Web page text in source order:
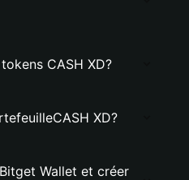
CASH XD?
XD?
Wallet et créer